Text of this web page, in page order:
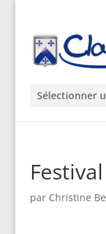
Sélectionner
par Christine